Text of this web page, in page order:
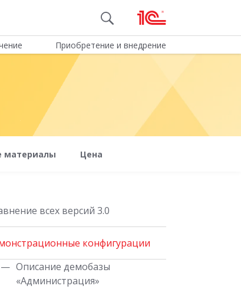
Приобретение и внедрение
материалы Цена
всех версий 3.0
конфигурации
Описание демобазы
«Администрация»